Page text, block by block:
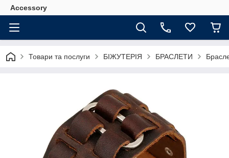
Accessory
Товари та послуги БІЖУТЕРІЯ БРАСЛЕТИ